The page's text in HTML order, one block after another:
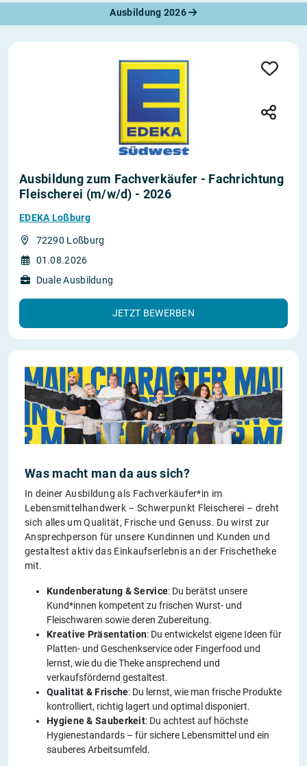
Ausbildung 2026
Ausbildung zum Fachverkäufer - Fachrichtung
Fleischerei (m/w/d) - 2026
EDEKA Loßburg
72290 Loßburg
01.08.2026
Duale Ausbildung
JETZT BEWERBEN
Was macht man da aus sich?
In deiner Ausbildung als Fachverkäufer*in im
Lebensmittelhandwerk – Schwerpunkt Fleischerei – dreht
sich alles um Qualität, Frische und Genuss. Du wirst zur
Ansprechperson für unsere Kundinnen und Kunden und
gestaltest aktiv das Einkaufserlebnis an der Frischetheke
mit.
Kundenberatung & Service: Du berätst unsere
Kund*innen kompetent zu frischen Wurst- und
Fleischwaren sowie deren Zubereitung.
Kreative Präsentation: Du entwickelst eigene Ideen für
Platten- und Geschenkservice oder Fingerfood und
lernst, wie du die Theke ansprechend und
verkaufsfördernd gestaltest.
Qualität & Frische: Du lernst, wie man frische Produkte
kontrolliert, richtig lagert und optimal disponiert.
Hygiene & Sauberkeit: Du achtest auf höchste
Hygienestandards – für sichere Lebensmittel und ein
sauberes Arbeitsumfeld.